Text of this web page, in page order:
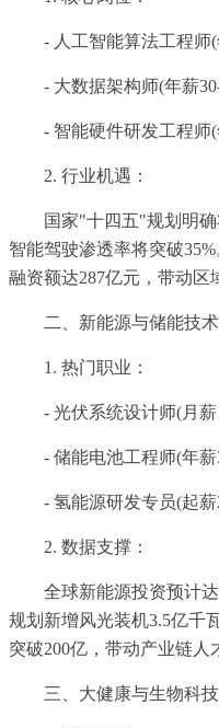
- 人工智能算法工程师
- 大数据架构师(年薪
- 智能硬件研发工程师
2. 行业机遇：
国家"十四五"规划明
智能驾驶渗透率将突破
融资额达287亿元，带动区
二、新能源与储能技
1. 热门职业：
- 光伏系统设计师(月薪
- 储能电池工程师(年薪
- 氢能源研发专员(起
2. 数据支撑：
全球新能源投资预计
规划新增风光装机3.5亿千
突破200亿，带动产业链人
三、大健康与生物科